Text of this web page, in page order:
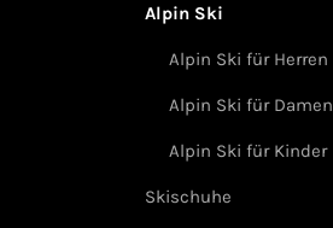
Alpin Ski
Alpin Ski für Herren
Alpin Ski für Damen
Alpin Ski für Kinder
Skischuhe